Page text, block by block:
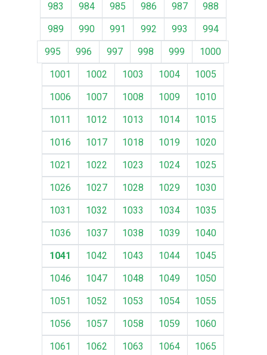
983
984 985 986 987
988
989
990 991 992 993
994
995
996 997 998 999
1000
1001
1002 1003 1004
1005
1006
1007 1008 1009
1010
1011
1012 1013 1014
1015
1016
1017 1018 1019
1020
1021
1022 1023 1024
1025
1026
1027 1028 1029
1030
1031
1032 1033 1034
1035
1036
1037 1038 1039
1040
1041
1042 1043 1044
1045
1046
1047 1048 1049
1050
1051
1052 1053 1054
1055
1056
1057 1058 1059
1060
1061
1062 1063 1064
1065